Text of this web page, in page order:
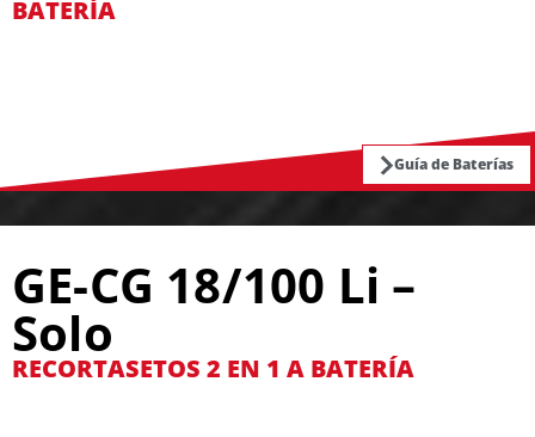
BATERÍA
Guía de Baterías
GE-CG 18/100 Li –
Solo
RECORTASETOS 2 EN 1 A BATERÍA